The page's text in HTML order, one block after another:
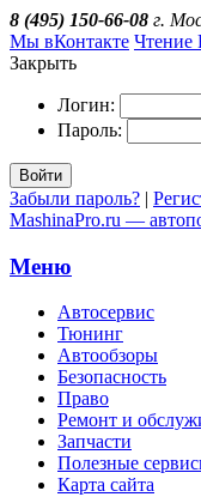
8 (495) 150-66-08 г.
Мы вКонтакте Чтение
Закрыть
Логин:
Пароль:
Войти
Забыли пароль? |
MashinaPro.ru —
Меню
Автосервис
Тюнинг
Автообзоры
Безопасность
Право
Ремонт и
Запчасти
Полезные
Карта сайта